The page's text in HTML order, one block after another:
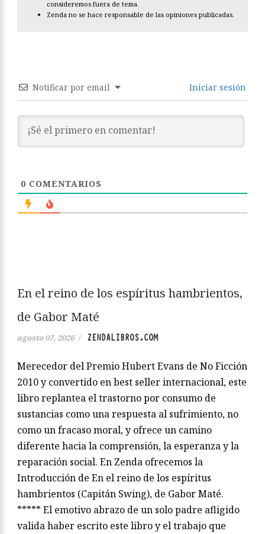
consideremos fuera de tema.
Zenda no se hace responsable de las opiniones publicadas.
Notificar por email Iniciar sesión
0 COMENTARIOS
En el reino de los espíritus hambrientos,
de Gabor Maté
agosto 07, 2026 / ZENDALIBROS.COM
Merecedor del Premio Hubert Evans de No Ficción
2010 y convertido en best seller internacional, este
libro replantea el trastorno por consumo de
sustancias como una respuesta al sufrimiento, no
como un fracaso moral, y ofrece un camino
diferente hacia la comprensión, la esperanza y la
reparación social. En Zenda ofrecemos la
Introducción de En el reino de los espíritus
hambrientos (Capitán Swing), de Gabor Maté.
***** El emotivo abrazo de un solo padre afligido
valida haber escrito este libro y el trabajo que